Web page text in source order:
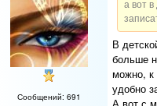
Сообщений: 691
а вот
В
больше
можно, к
удобно